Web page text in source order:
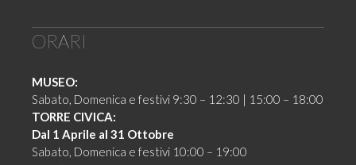
ORARI
MUSEO:
Sabato, Domenica e festivi 9:30 – 12:30 | 15:00 – 18:00
TORRE CIVICA:
Dal 1 Aprile al 31 Ottobre
Sabato, Domenica e festivi 10:00 – 19:00